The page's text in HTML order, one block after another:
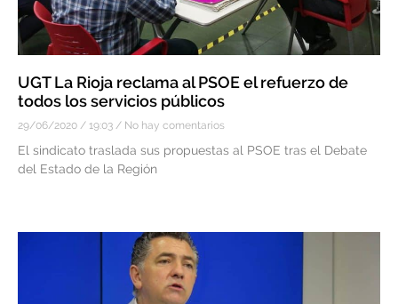
UGT La Rioja reclama al PSOE el refuerzo de
todos los servicios públicos
29/06/2020 19:03 No hay comentarios
El sindicato traslada sus propuestas al PSOE tras el Debate
del Estado de la Región